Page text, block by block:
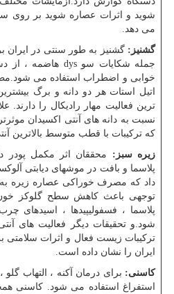
شوید و اثرات عصاره شوید بر روی
می دهد.
گشنیز: گشنیز به طور سنتی در ایران
جمله شکایات سوdys هاضمه ، از
خوابی و اضطراب استفاده می
اتیل استات هر دو دانه و برگ
ترین فعالیت مهار رادیکال را دارند.
نسبت به دانه های آنتی اکسیدان
که ترکیبات با قطب متوسط بالاترین
زیره سبز: محققان اثر مکمل پودر
پلاسما و بافت در موشهای دیابتی
داد که مصرف خوراکی عصاره زیره به
توجهی باعث کاهش سطح گلوکز
پلاسما ، فسفولیپیدها ، اسیدهای
شود.و تحقیقات دیگر فعالیت های
ترکیبات زیست فعال و اثرات سلامتی
ایران را نشان داده است.
کاسنی: برای درمان آکنه ، التهاب
استفراغ استفاده می شود. کاسنی